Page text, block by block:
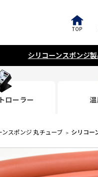
TOP
シリコーンスポンジ
ローラー
ンスポンジ 丸チューブ シリコ